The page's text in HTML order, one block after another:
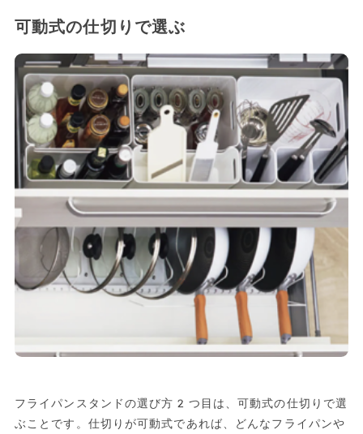
可動式の仕切りで選ぶ
フライパンスタンドの選び方2つ目は、可動式の仕切りで選
ぶことです。仕切りが可動式であれば、どんなフライパンや